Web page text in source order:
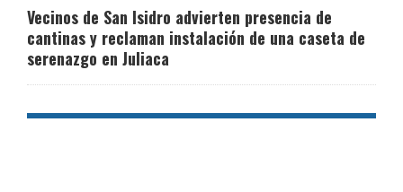
Vecinos de San Isidro advierten presencia de
cantinas y reclaman instalación de una caseta de
serenazgo en Juliaca